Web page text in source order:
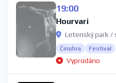
19:00
Hourvari
Letenský park /
Činohra Festival
Vyprodáno